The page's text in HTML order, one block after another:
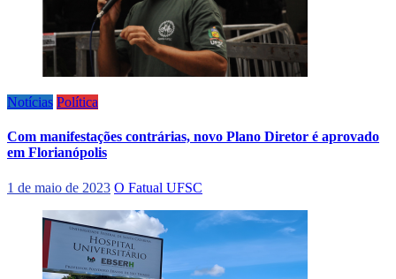
Notícias Política
Com manifestações contrárias, novo Plano Diretor é aprovado
em Florianópolis
1 de maio de 2023 O Fatual UFSC